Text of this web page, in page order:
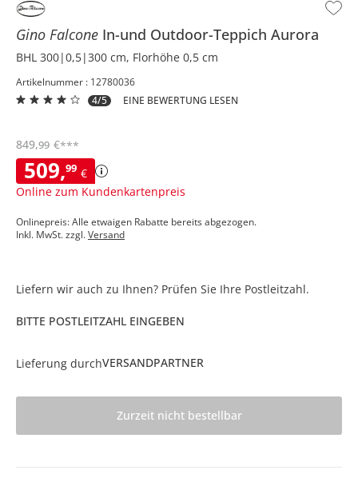
Gino Falcone In-und Outdoor-Teppich Aurora
BHL 300|0,5|300 cm, Florhöhe 0,5 cm
Artikelnummer : 12780036
4/5
EINE BEWERTUNG LESEN
509,99 €
Online zum Kundenkartenpreis
849,99 €***
Onlinepreis: Alle etwaigen Rabatte bereits abgezogen.
Inkl. MwSt. zzgl.Versand
Liefern wir auch zu Ihnen? Prüfen Sie Ihre Postleitzahl.
BITTE POSTLEITZAHL EINGEBEN
Lieferung durchVERSANDPARTNER
Zurzeit nicht bestellbar